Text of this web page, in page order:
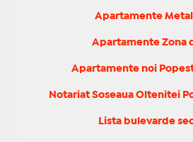
Apartamente
Apartamente Zona
Apartamente noi
Notariat Soseaua Oltenitei
Lista bulevarde